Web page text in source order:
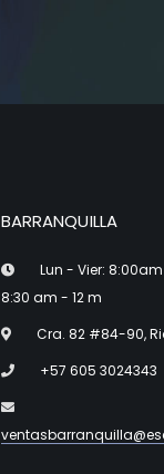
BARRANQUILLA
Lun - Vier:
8:30 am - 12 m
Cra. 82 #84-90,
+57 605 3024343